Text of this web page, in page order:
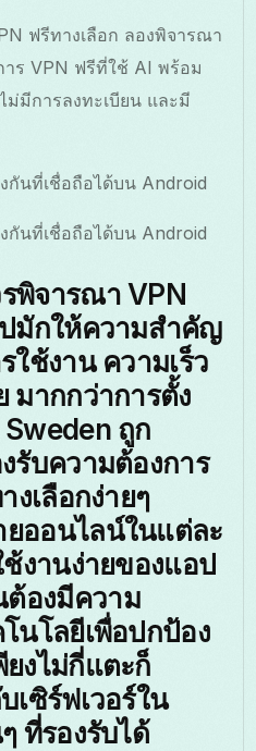
ฟรีทางเลือก ลองพิจารณา
าร VPN ฟรีที่ใช้ AI พร้อม
มีการลงทะเบียน และมี
กันที่เชื่อถือได้บน Android
กันที่เชื่อถือได้บน Android
พิจารณา VPN
มักให้ความสำคัญ
ใช้งาน ความเร็ว
มากกว่าการตั้ง
ถูก
รับความต้องการ
งเลือกง่ายๆ
ออนไลน์ในแต่ละ
งานง่ายของแอป
องมีความ
นโลยีเพื่อปกป้อง
งไม่กี่แตะก็
เซิร์ฟเวอร์ใน
ที่รองรับได้